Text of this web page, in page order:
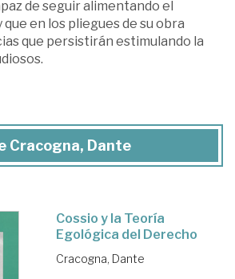
de seguir alimentando el
en los pliegues de su obra
que persistirán estimulando la
Cracogna, Dante
Cossio y la Teoría
Egológica del Derecho
Cracogna, Dante